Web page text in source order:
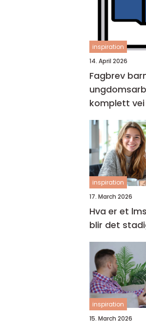
inspiration
14. April 2026
Fagbrev
komplett
yrke
inspiration
17. March 2026
Hva er et
blir det
inspiration
15. March 2026